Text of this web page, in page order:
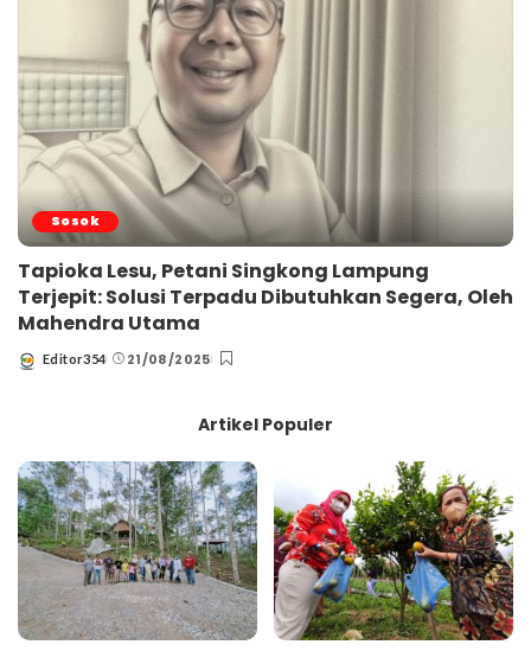
Sosok
Tapioka Lesu, Petani Singkong Lampung
Terjepit: Solusi Terpadu Dibutuhkan Segera, Oleh
Mahendra Utama
Posted
Editor354 21/08/2025
Artikel Populer